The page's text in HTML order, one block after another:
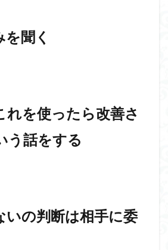
を聞く
れを使ったら改善さ
う話をする
いの判断は相手に委